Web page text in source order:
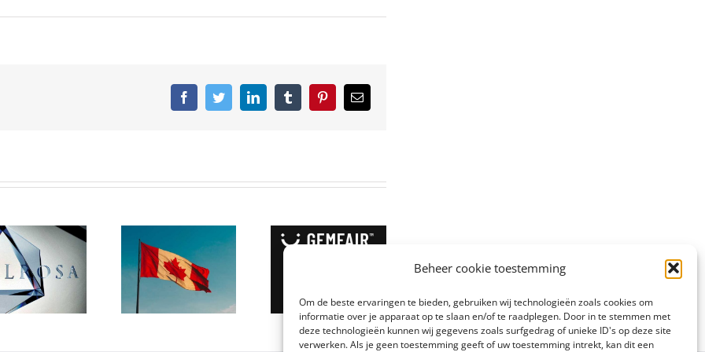
Beheer cookie toestemming
Om de beste ervaringen te bieden, gebruiken wij technologieën zoals cookies om
informatie over je apparaat op te slaan en/of te raadplegen. Door in te stemmen met
deze technologieën kunnen wij gegevens zoals surfgedrag of unieke ID's op deze site
verwerken. Als je geen toestemming geeft of uw toestemming intrekt, kan dit een
FacebookTwitterLinkedInTumblrPinterest
E-
mail
produceert
een
hoeveelheid
van het
GemFair:
heeft De
Beers de fair
trade
diamant